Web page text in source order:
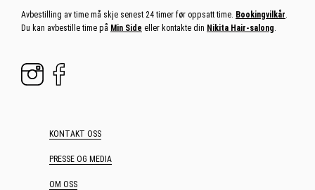
Avbestilling av time må skje senest 24 timer før oppsatt time. Bookingvilkår.
Du kan avbestille time på Min Side eller kontakte din Nikita Hair-salong.
KONTAKT OSS
PRESSE OG MEDIA
OM OSS